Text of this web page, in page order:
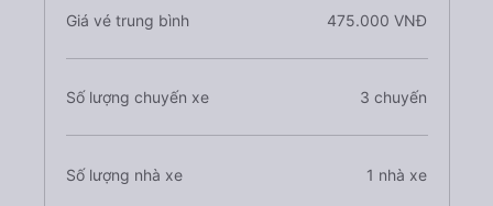
Giá vé trung bình 475.000 VNĐ
Số lượng chuyến xe 3 chuyến
Số lượng nhà xe 1 nhà xe